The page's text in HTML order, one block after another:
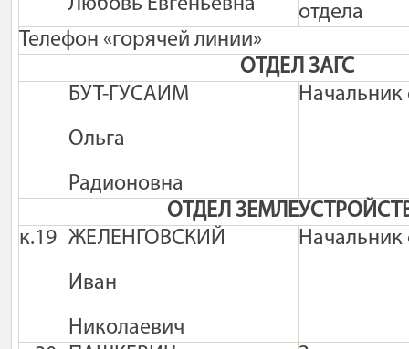
Любовь Евгеньевна
отдела
Телефон «горячей линии»
ОТДЕЛ ЗАГС
БУТ-ГУСАИМ
Ольга
Радионовна
Начальник
ОТДЕЛ
к.19 ЖЕЛЕНГОВСКИЙ
Иван
Николаевич
Начальник